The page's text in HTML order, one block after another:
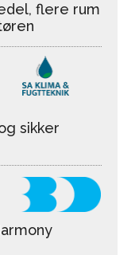
flere rum
sikker